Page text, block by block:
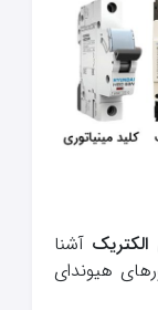
آشنا
هیوندای